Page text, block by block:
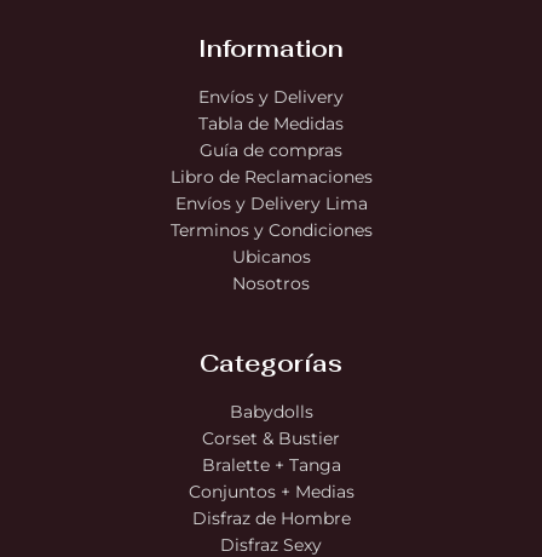
Information
Envíos y Delivery
Tabla de Medidas
Guía de compras
Libro de Reclamaciones
Envíos y Delivery Lima
Terminos y Condiciones
Ubicanos
Nosotros
Categorías
Babydolls
Corset & Bustier
Bralette + Tanga
Conjuntos + Medias
Disfraz de Hombre
Disfraz Sexy